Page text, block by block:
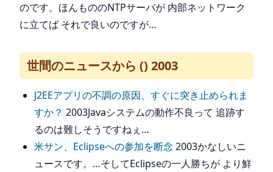
のです。ほんもののNTPサーバが 内部ネットワーク
に立てば それで良いのですが…
世間のニュースから () 2003
J2EEアプリの不調の原因、すぐに突き止められま
すか？ 2003Javaシステムの動作不良って 追跡す
るのは難しそうですねぇ…
米サン、Eclipseへの参加を断念 2003かなしいニ
ュースです。…そしてEclipseの一人勝ちが より鮮